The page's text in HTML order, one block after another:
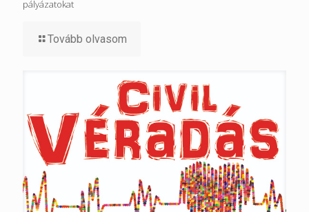
pályázatokat
Tovább olvasom